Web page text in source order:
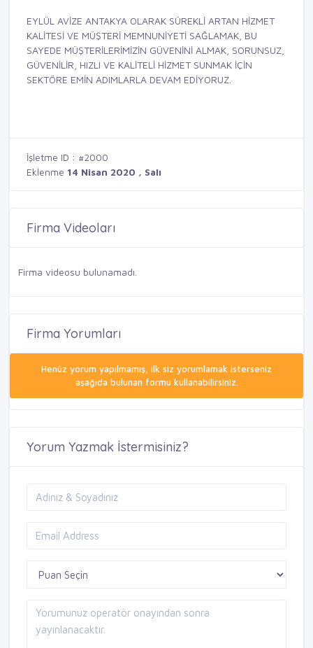
EYLÜL AVİZE ANTAKYA OLARAK SÜREKLİ ARTAN HİZMET
KALİTESİ VE MÜŞTERİ MEMNUNİYETİ SAĞLAMAK, BU
SAYEDE MÜŞTERİLERİMİZİN GÜVENİNİ ALMAK, SORUNSUZ,
GÜVENİLİR, HIZLI VE KALİTELİ HİZMET SUNMAK İÇİN
SEKTÖRE EMİN ADIMLARLA DEVAM EDİYORUZ.
İşletme ID : #2000
Eklenme 14 Nisan 2020 , Salı
Firma Videoları
Firma videosu bulunamadı.
Firma Yorumları
Henüz yorum yapılmamış, ilk siz yorumlamak isterseniz
aşağıda bulunan formu kullanabilirsiniz.
Yorum Yazmak İstermisiniz?